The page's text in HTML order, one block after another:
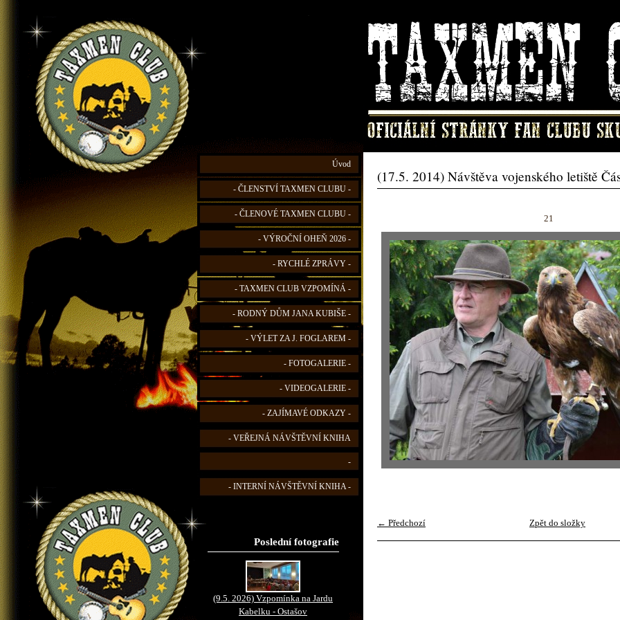
Úvod
- ČLENSTVÍ TAXMEN CLUBU -
- ČLENOVÉ TAXMEN CLUBU -
- VÝROČNÍ OHEŇ 2026 -
- RYCHLÉ ZPRÁVY -
- TAXMEN CLUB VZPOMÍNÁ -
- RODNÝ DŮM JANA KUBIŠE -
- VÝLET ZA J. FOGLAREM -
- FOTOGALERIE -
- VIDEOGALERIE -
- ZAJÍMAVÉ ODKAZY -
- VEŘEJNÁ NÁVŠTĚVNÍ KNIHA
-
- INTERNÍ NÁVŠTĚVNÍ KNIHA -
Poslední fotografie
(9.5. 2026) Vzpomínka na Jardu
Kabelku - Ostašov
(17.5. 2014) Návštěva vojenského letiště
21
← Předchozí Zpět do složky